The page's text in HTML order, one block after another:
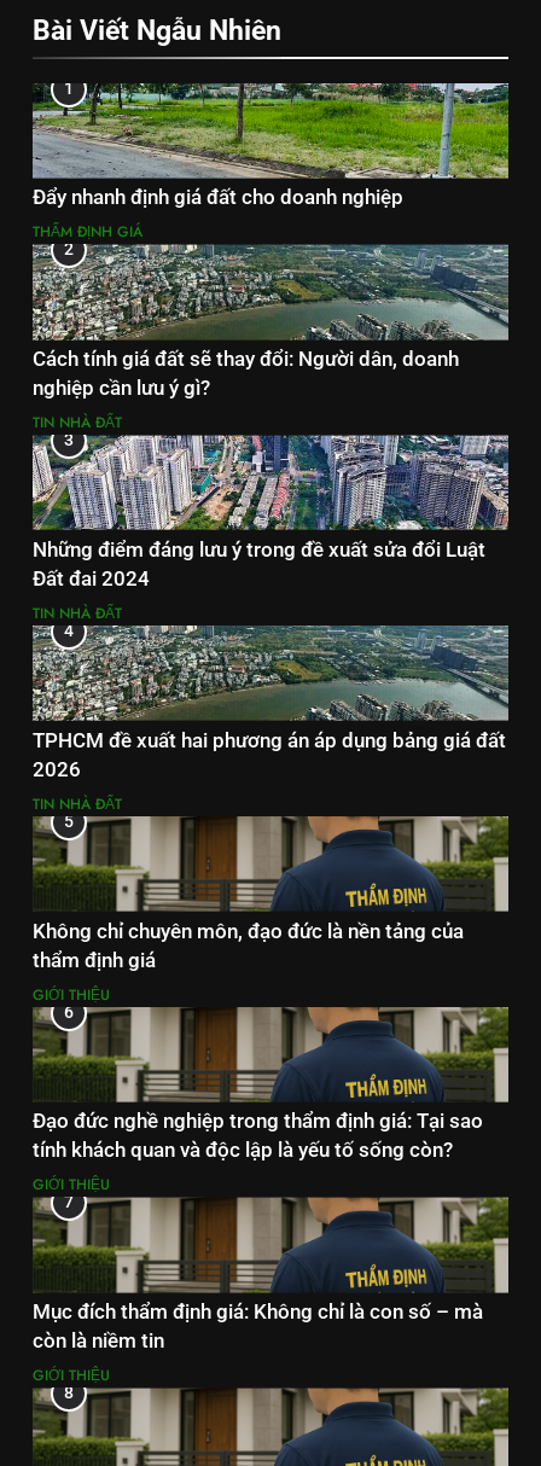
Bài Viết Ngẫu Nhiên
1
Đẩy nhanh định giá đất cho doanh nghiệp
THẨM ĐỊNH GIÁ
2
Cách tính giá đất sẽ thay đổi: Người dân, doanh
nghiệp cần lưu ý gì?
TIN NHÀ ĐẤT
3
Những điểm đáng lưu ý trong đề xuất sửa đổi Luật
Đất đai 2024
TIN NHÀ ĐẤT
4
TPHCM đề xuất hai phương án áp dụng bảng giá đất
2026
TIN NHÀ ĐẤT
5
Không chỉ chuyên môn, đạo đức là nền tảng của
thẩm định giá
GIỚI THIỆU
6
Đạo đức nghề nghiệp trong thẩm định giá: Tại sao
tính khách quan và độc lập là yếu tố sống còn?
GIỚI THIỆU
7
Mục đích thẩm định giá: Không chỉ là con số – mà
còn là niềm tin
GIỚI THIỆU
8